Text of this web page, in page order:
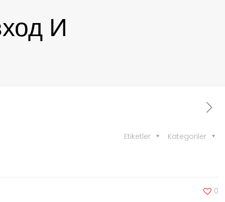
И
Kategoriler
Etiketler
0